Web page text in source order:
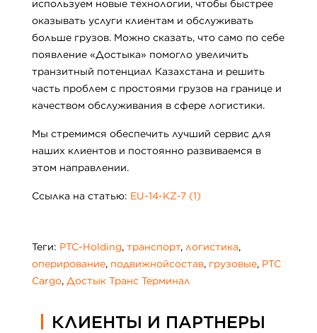
используем новые технологии, чтобы быстрее
оказывать услуги клиентам и обслуживать
больше грузов. Можно сказать, что само по себе
появление «Достыка» помогло увеличить
транзитный потенциал Казахстана и решить
часть проблем с простоями грузов на границе и
качеством обслуживания в сфере логистики.
Мы стремимся обеспечить лучший сервис для
наших клиентов и постоянно развиваемся в
этом направлении.
Ссылка на статью: EU-14-KZ-7 (1)
Теги: PTC-Holding, транспорт, логистика,
оперирование, подвижнойсостав, грузовые, PTC
Cargo, Достык Транс Терминал
КЛИЕНТЫ И ПАРТНЕРЫ